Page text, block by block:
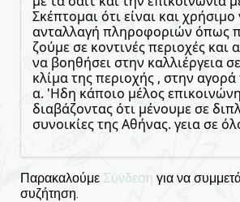
Σκέπτομαι ότι είναι και χρήσιμο
ανταλλαγή πληροφοριών όπως
ζούμε σε κοντινές περιοχές και
να βοηθήσει στην καλλιέργεια
κλίμα της περιοχής , στην
α. 'Ηδη κάποιο μέλος
διαβάζοντας ότι μένουμε σε
συνοικίες της Αθήνας. γεια σε
Παρακαλούμε Σύνδεση για να
συζήτηση.